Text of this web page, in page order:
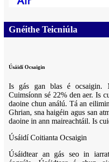
Gnéithe Teicniúla
Úsáidí Ocsaigin
Is gás gan blas é ocsaigin.
Cuimsíonn sé 22% den aer. Is
daoine chun análú. Tá an
Ghrian, sna haigéin agus san
daoine in ann maireachtáil. Is
Úsáidí Coitianta Ocsaigin
Úsáidtear an gás seo in